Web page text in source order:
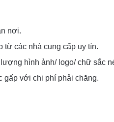
nơi.
từ các nhà cung cấp uy tín.
hình ảnh/ logo/ chữ sắc
gấp với chi phí phải chăng.